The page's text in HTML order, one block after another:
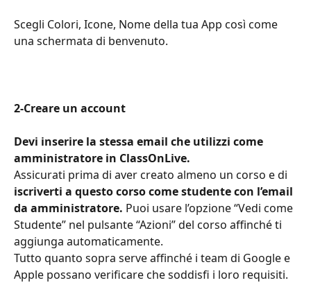
Scegli Colori, Icone, Nome della tua App così come
una schermata di benvenuto.
2-Creare un account
Devi inserire la stessa email che utilizzi come
amministratore in ClassOnLive.
Assicurati prima di aver creato almeno un corso e di
iscriverti a questo corso come studente con l’email
da amministratore. Puoi usare l’opzione “Vedi come
Studente” nel pulsante “Azioni” del corso affinché ti
aggiunga automaticamente.
Tutto quanto sopra serve affinché i team di Google e
Apple possano verificare che soddisfi i loro requisiti.